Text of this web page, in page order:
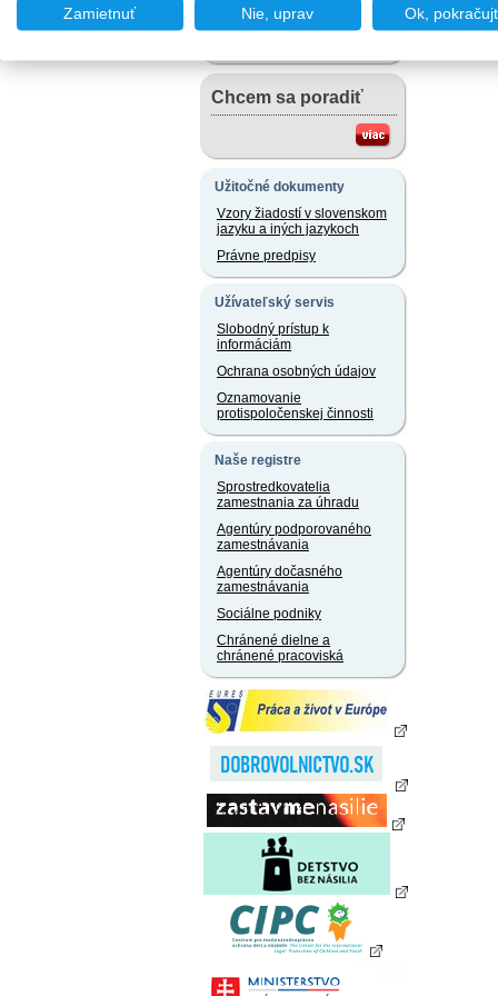
Chcem sa poradiť
Užitočné dokumenty
Vzory žiadostí v slovenskom
jazyku a iných jazykoch
Právne predpisy
Užívateľský servis
Slobodný prístup k
informáciám
Ochrana osobných údajov
Oznamovanie
protispoločenskej činnosti
Naše registre
Sprostredkovatelia
zamestnania za úhradu
Agentúry podporovaného
zamestnávania
Agentúry dočasného
zamestnávania
Sociálne podniky
Chránené dielne a
chránené pracoviská
Zamietnuť Nie, uprav Ok,